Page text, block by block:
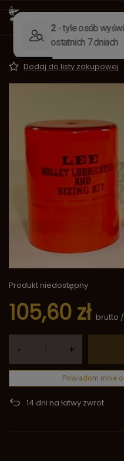
Strona główna
Matryca
Dodaj do listy zakupowej
Produkt niedostępny
105,60 zł brutto /
- +
Powiadom mnie
14 dni na łatwy zwrot